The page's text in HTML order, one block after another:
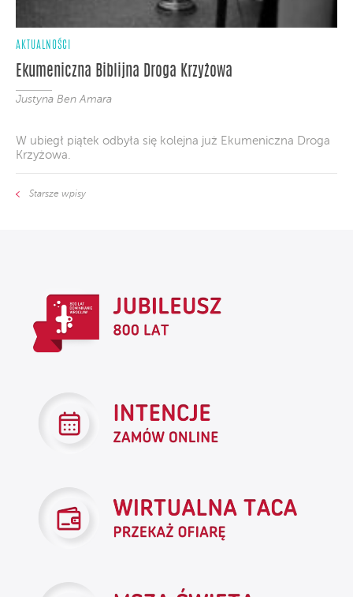
AKTUALNOŚCI
Ekumeniczna Biblijna Droga Krzyżowa
Justyna Ben Amara
W ubiegł piątek odbyła się kolejna już Ekumeniczna Droga
Krzyżowa.
Starsze wpisy